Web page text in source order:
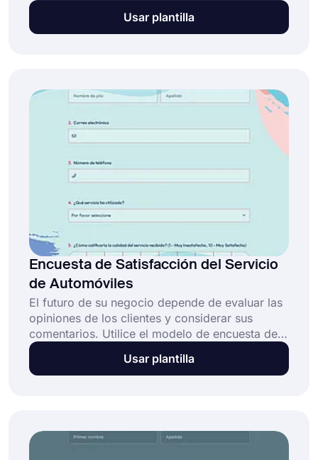
honestos sobre la experiencia de sus clientes en
su café. Reúna datos sobre la eficiencia de su
Usar plantilla
Encuesta de Satisfacción del Servicio
de Automóviles
El futuro de su negocio depende de evaluar las
opiniones de los clientes y considerar sus
comentarios. Utilice el modelo de encuesta de
satisfacción del servicio automotriz para
recopilar comentarios de los clientes y escuchar
Usar plantilla